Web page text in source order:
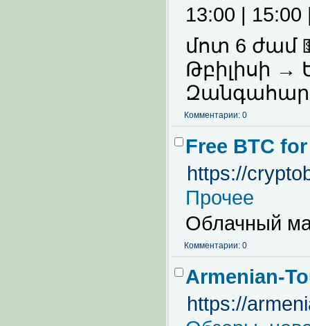
13:00 | 15:00
մոտ 6 ժամ
Թբիլիսի →
Комментарии: 0
Free BTC
https://
Прочее
Облачный
Комментарии: 0
Armenian-
https://